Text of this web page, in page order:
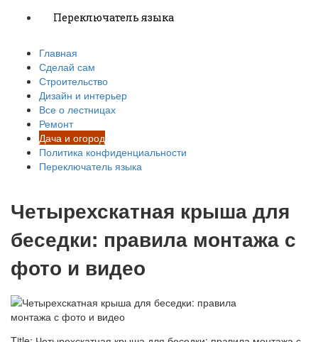
Переключатель языка
Главная
Сделай сам
Строительство
Дизайн и интерьер
Все о лестницах
Ремонт
Дача и огород
Политика конфиденциальности
Переключатель языка
Четырехскатная крыша для
беседки: правила монтажа с
фото и видео